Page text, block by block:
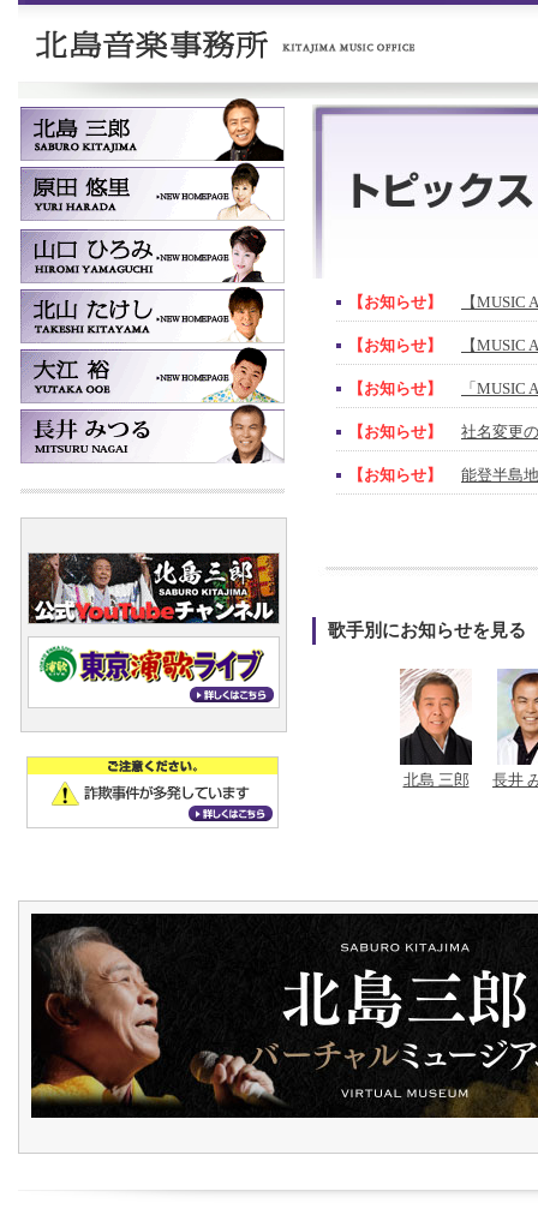
【お知らせ】 【MUSIC
【お知らせ】 【MUSIC
【お知らせ】 「MUSIC
【お知らせ】 社名変更
【お知らせ】 能登半島
歌手別にお知らせを見る
北島 三郎 長井